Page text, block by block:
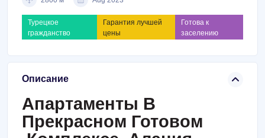
Турецкое
гражданство
Гарантия лучшей
цены
⁠Готова к
заселению
Описание
Апартаменты В
Прекрасном Готовом